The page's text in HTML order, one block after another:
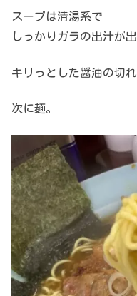
スープは清湯系で
しっかりガラの出汁が出
キリっとした醤油の切
次に麺。